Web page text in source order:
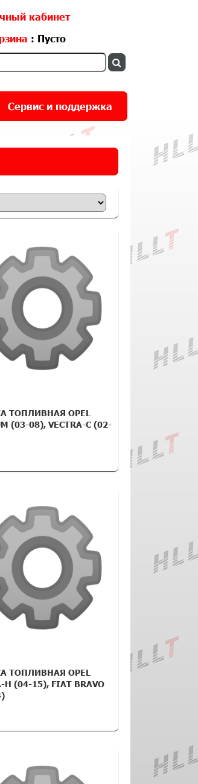
кабинет
: Пусто
Сервис и поддержка
ТОПЛИВНАЯ OPEL
(03-08), VECTRA-C (02-
ТОПЛИВНАЯ OPEL
H (04-15), FIAT BRAVO